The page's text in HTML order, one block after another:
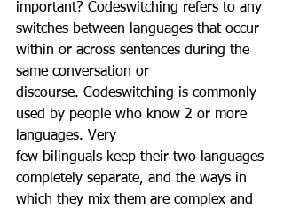
important? Codeswitching refers to any
switches between languages that occur
within or across sentences during the
same conversation or
discourse. Codeswitching is commonly
used by people who know 2 or more
languages. Very
few bilinguals keep their two languages
completely separate, and the ways in
which they mix them are complex and